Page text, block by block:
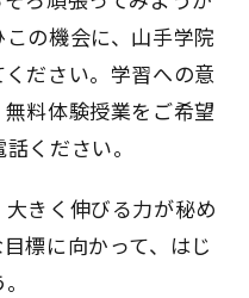
の機会に、山手学院
ださい。学習への意
料体験授業をご希望
ください。
きく伸びる力が秘め
標に向かって、はじ